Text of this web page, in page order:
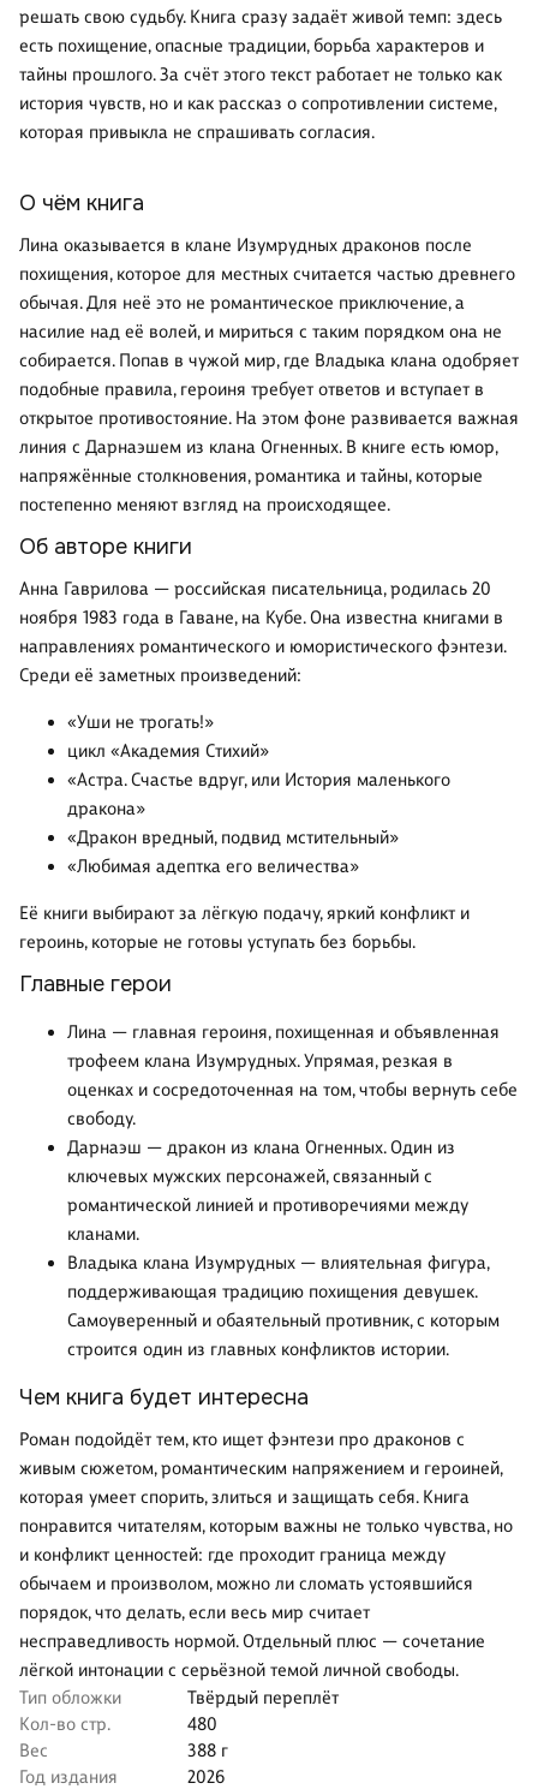
решать свою судьбу. Книга сразу задаёт живой темп: здесь
есть похищение, опасные традиции, борьба характеров и
тайны прошлого. За счёт этого текст работает не только как
история чувств, но и как рассказ о сопротивлении системе,
которая привыкла не спрашивать согласия.
О чём книга
Лина оказывается в клане Изумрудных драконов после
похищения, которое для местных считается частью древнего
обычая. Для неё это не романтическое приключение, а
насилие над её волей, и мириться с таким порядком она не
собирается. Попав в чужой мир, где Владыка клана одобряет
подобные правила, героиня требует ответов и вступает в
открытое противостояние. На этом фоне развивается важная
линия с Дарнаэшем из клана Огненных. В книге есть юмор,
напряжённые столкновения, романтика и тайны, которые
постепенно меняют взгляд на происходящее.
Об авторе книги
Анна Гаврилова — российская писательница, родилась 20
ноября 1983 года в Гаване, на Кубе. Она известна книгами в
направлениях романтического и юмористического фэнтези.
Среди её заметных произведений:
«Уши не трогать!»
цикл «Академия Стихий»
«Астра. Счастье вдруг, или История маленького
дракона»
«Дракон вредный, подвид мстительный»
«Любимая адептка его величества»
Её книги выбирают за лёгкую подачу, яркий конфликт и
героинь, которые не готовы уступать без борьбы.
Главные герои
Лина — главная героиня, похищенная и объявленная
трофеем клана Изумрудных. Упрямая, резкая в
оценках и сосредоточенная на том, чтобы вернуть себе
свободу.
Дарнаэш — дракон из клана Огненных. Один из
ключевых мужских персонажей, связанный с
романтической линией и противоречиями между
кланами.
Владыка клана Изумрудных — влиятельная фигура,
поддерживающая традицию похищения девушек.
Самоуверенный и обаятельный противник, с которым
строится один из главных конфликтов истории.
Чем книга будет интересна
Роман подойдёт тем, кто ищет фэнтези про драконов с
живым сюжетом, романтическим напряжением и героиней,
которая умеет спорить, злиться и защищать себя. Книга
понравится читателям, которым важны не только чувства, но
и конфликт ценностей: где проходит граница между
обычаем и произволом, можно ли сломать устоявшийся
порядок, что делать, если весь мир считает
несправедливость нормой. Отдельный плюс — сочетание
лёгкой интонации с серьёзной темой личной свободы.
Тип обложки
Твёрдый переплёт
Кол-во стр.
480
Вес
388 г
Год издания
2026